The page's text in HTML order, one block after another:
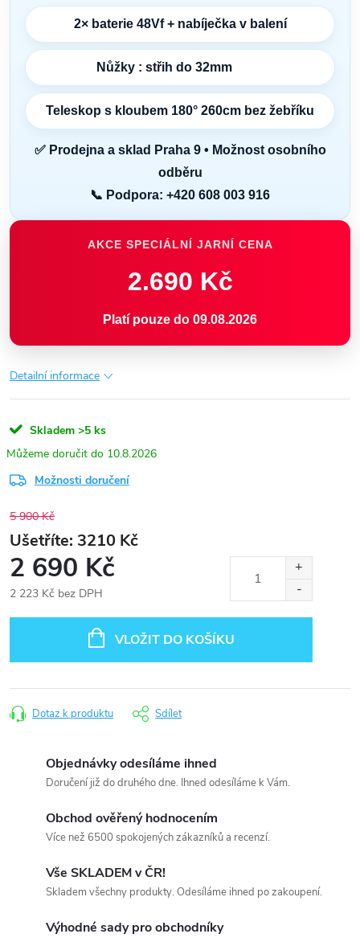
2× baterie 48Vf+ nabíječka v balení
Nůžky : střih do 32mm
Teleskop s kloubem 180° 260cm bez žebříku
✅ Prodejna a sklad Praha 9 • Možnost osobního
odběru
📞 Podpora: +420 608 003 916
AKCE SPECIÁLNÍ JARNÍ CENA
2.690 Kč
Platí pouze do 09.08.2026
Detailní informace
Skladem >5 ks
10.8.2026
Možnosti doručení
5 900 Kč
3210
2 690 Kč
2 223 Kč bez DPH
VLOŽIT DO KOŠÍKU
Dotaz k produktu Sdílet
Objednávky odesíláme ihned
Doručení již do druhého dne. Ihned odesíláme k Vám.
Obchod ověřený hodnocením
Více než 6500 spokojených zákazníků a recenzí.
Vše SKLADEM v ČR!
Skladem všechny produkty. Odesíláme ihned po zakoupení.
Výhodné sady pro obchodníky